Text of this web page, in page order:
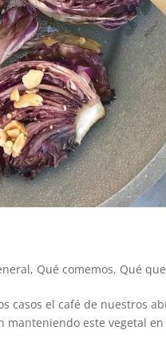
, Qué comemos, Qué
casos el café de nuestros
este vegetal